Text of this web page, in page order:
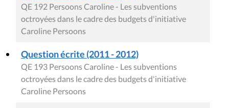
QE 192 Persoons Caroline - Les subventions
octroyées dans le cadre des budgets d'initiative
Caroline Persoons
Question écrite (2011 - 2012)
QE 193 Persoons Caroline - Les subventions
octroyées dans le cadre des budgets d'initiative
Caroline Persoons